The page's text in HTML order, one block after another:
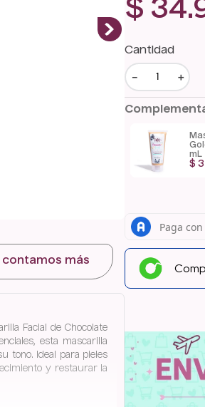
contamos más
Facial de Chocolate
esta mascarilla
tono. Ideal para pieles
y restaurar la
$ 34.
Cantidad
＋
－
de
$